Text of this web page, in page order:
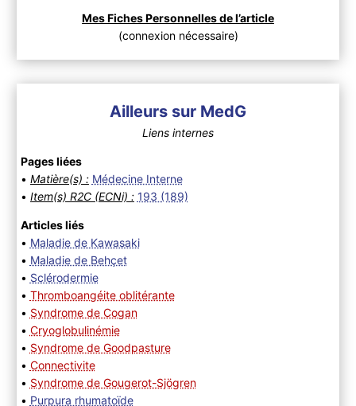
Mes Fiches Personnelles de l’article
(connexion nécessaire)
Ailleurs sur MedG
Liens internes
Pages liées
• Matière(s) : Médecine Interne
• Item(s) R2C (ECNi) : 193 (189)
Articles liés
• Maladie de Kawasaki
• Maladie de Behçet
• Sclérodermie
• Thromboangéite oblitérante
• Syndrome de Cogan
• Cryoglobulinémie
• Syndrome de Goodpasture
• Connectivite
• Syndrome de Gougerot-Sjögren
• Purpura rhumatoïde